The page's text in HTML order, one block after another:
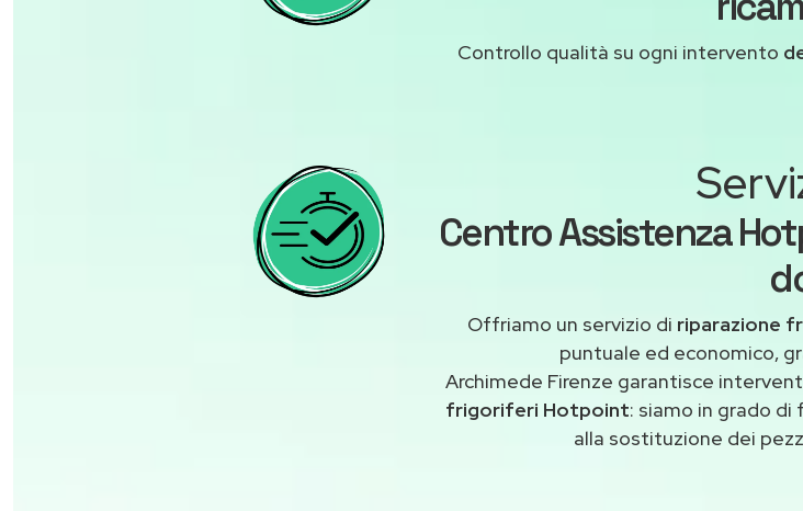
Controllo qualità su ogni intervento
Centro Assistenza
Offriamo un servizio di riparazione
puntuale ed economico,
Archimede Firenze garantisce
frigoriferi Hotpoint: siamo in grado
alla sostituzione dei